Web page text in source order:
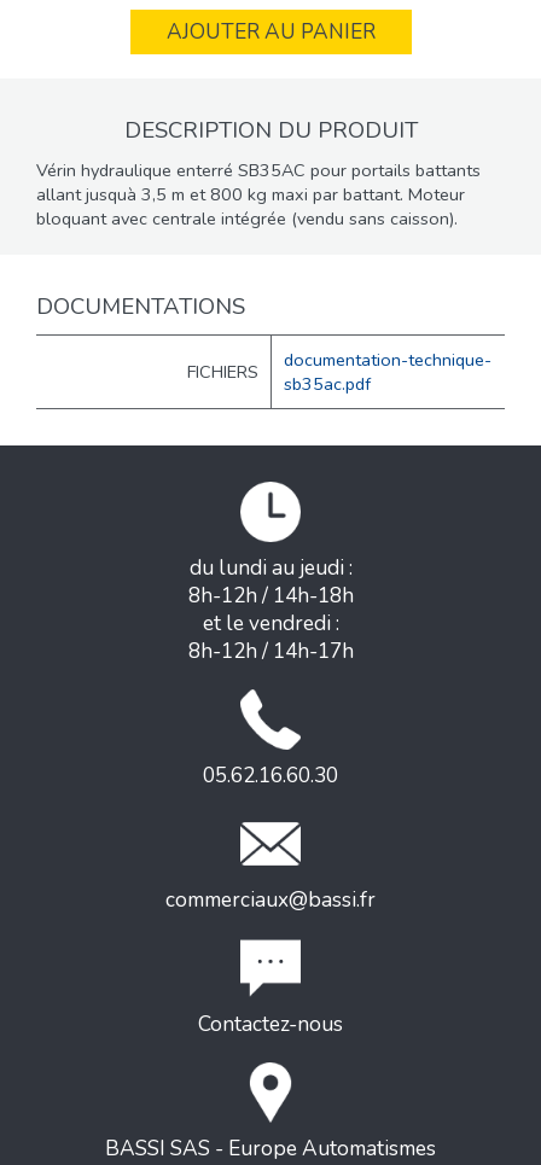
AJOUTER AU PANIER
DESCRIPTION DU PRODUIT
Vérin hydraulique enterré SB35AC pour portails battants
allant jusquà 3,5 m et 800 kg maxi par battant. Moteur
bloquant avec centrale intégrée (vendu sans caisson).
DOCUMENTATIONS
FICHIERS
documentation-technique-
sb35ac.pdf
du lundi au jeudi :
8h-12h / 14h-18h
et le vendredi :
8h-12h / 14h-17h
05.62.16.60.30
commerciaux@bassi.fr
Contactez-nous
BASSI SAS - Europe Automatismes